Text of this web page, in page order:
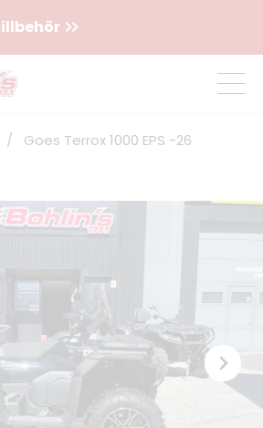
/
Goes Terrox 1000 EPS -26